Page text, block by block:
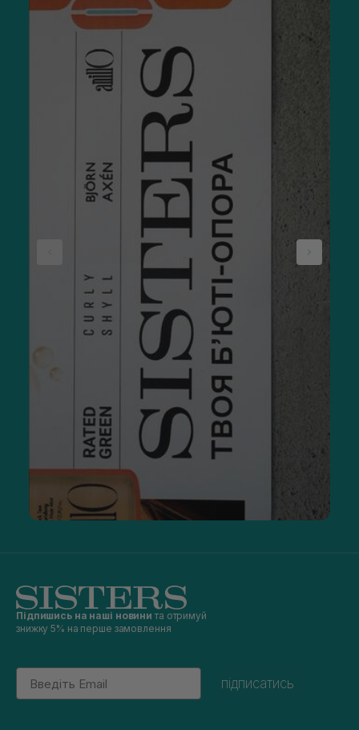
Підпишись на наші новини та отримуй
знижку 5% на перше замовлення
Email
підписатись